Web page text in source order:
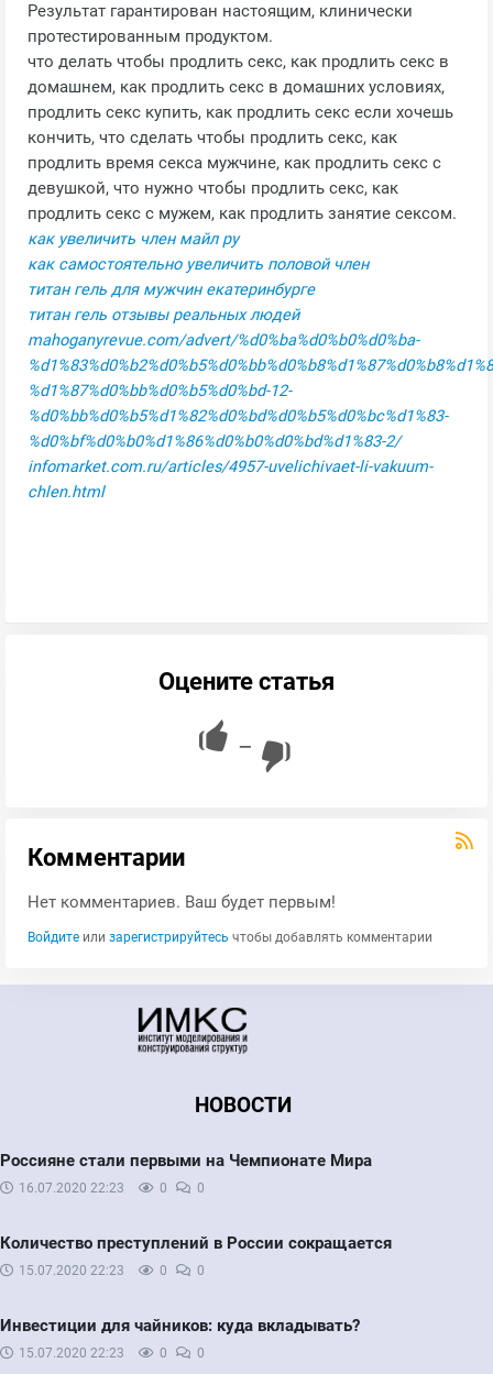
Результат гарантирован настоящим, клинически
протестированным продуктом.
что делать чтобы продлить секс, как продлить секс в
домашнем, как продлить секс в домашних условиях,
продлить секс купить, как продлить секс если хочешь
кончить, что сделать чтобы продлить секс, как
продлить время секса мужчине, как продлить секс с
девушкой, что нужно чтобы продлить секс, как
продлить секс с мужем, как продлить занятие сексом.
как увеличить член майл ру
как самостоятельно увеличить половой член
титан гель для мужчин екатеринбурге
титан гель отзывы реальных людей
mahoganyrevue.com/advert/%d0%ba%d0%b0%d0%ba-
%d1%87%d0%bb%d0%b5%d0%bd-12-
%d0%bb%d0%b5%d1%82%d0%bd%d0%b5%d0%bc%d1%83-
%d0%bf%d0%b0%d1%86%d0%b0%d0%bd%d1%83-2/
infomarket.com.ru/articles/4957-uvelichivaet-li-vakuum-
chlen.html
Оцените статья
—
Комментарии
Нет комментариев. Ваш будет первым!
Войдите или зарегистрируйтесь чтобы добавлять комментарии
НОВОСТИ
Россияне стали первыми на Чемпионате Мира
16.07.2020 22:23 0 0
Количество преступлений в России сокращается
15.07.2020 22:23 0 0
Инвестиции для чайников: куда вкладывать?
15.07.2020 22:23 0 0